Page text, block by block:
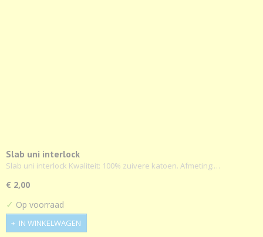
Slab uni interlock
Slab uni interlock Kwaliteit: 100% zuivere katoen. Afmeting:…
€ 2,00
✓ Op voorraad
IN WINKELWAGEN